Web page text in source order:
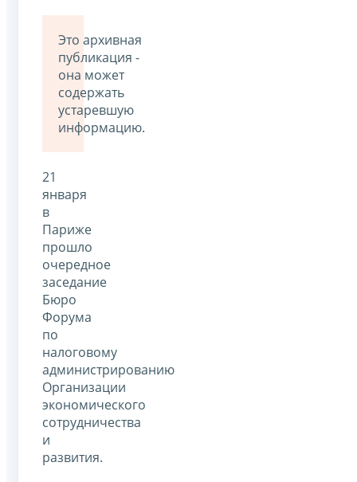
Это архивная
публикация -
она может
содержать
устаревшую
информацию.
21
января
в
Париже
прошло
очередное
заседание
Бюро
Форума
по
налоговому
администрированию
Организации
экономического
сотрудничества
и
развития.